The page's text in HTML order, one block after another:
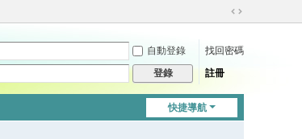
切
到
自動登錄
找回密碼
登錄 註冊
快捷導航